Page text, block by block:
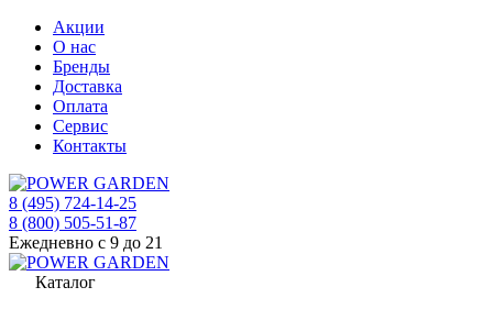
Акции
О нас
Бренды
Доставка
Оплата
Сервис
Контакты
8 (495) 724-14-25
8 (800) 505-51-87
Ежедневно с 9 до 21
Каталог